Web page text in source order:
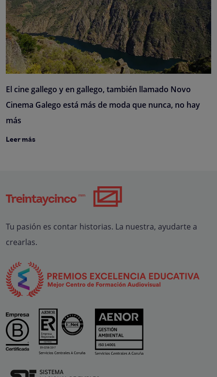
El cine gallego y en gallego, también llamado Novo
Cinema Galego está más de moda que nunca, no hay
más
Leer más
Tu pasión es contar historias. La nuestra, ayudarte a
crearlas.